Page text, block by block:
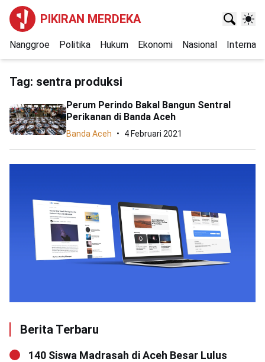
PIKIRAN MERDEKA
Nanggroe Politika Hukum Ekonomi Nasional
Tag: sentra produksi
Perum Perindo Bakal Bangun Sentral
Perikanan di Banda Aceh
Banda Aceh 4 Februari 2021
Berita Terbaru
140 Siswa Madrasah di Aceh Besar Lulus